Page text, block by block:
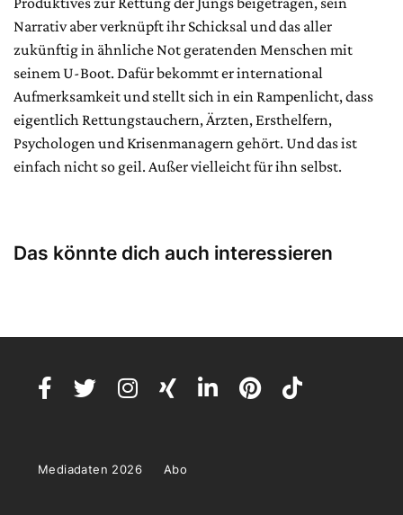
Narrativ aber verknüpft ihr Schicksal und das aller
zukünftig in ähnliche Not geratenden Menschen mit
seinem U-Boot. Dafür bekommt er international
Aufmerksamkeit und stellt sich in ein Rampenlicht, dass
eigentlich Rettungstauchern, Ärzten, Ersthelfern,
Psychologen und Krisenmanagern gehört. Und das ist
einfach nicht so geil. Außer vielleicht für ihn selbst.
Das könnte dich auch interessieren
Mediadaten 2026 Abo